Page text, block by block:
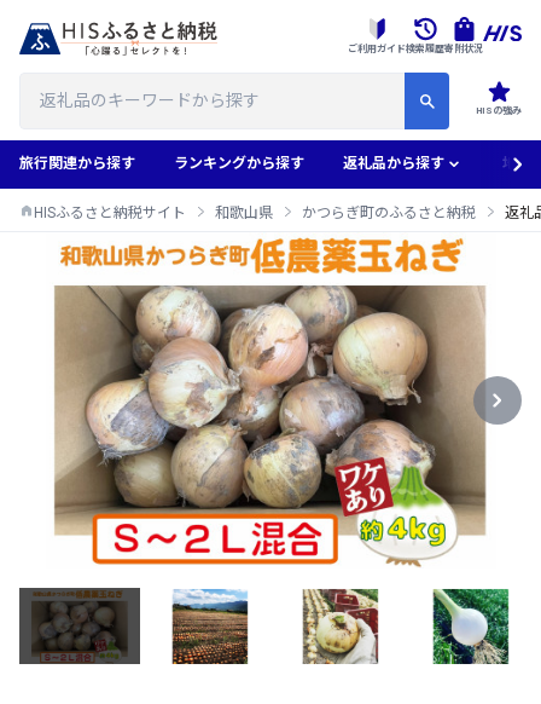
HISの強み
ご利用ガイド検索履歴寄附状況
旅行関連から探す ランキングから探す 返礼品から探す 地域
HISふるさと納税サイト 和歌山県 かつらぎ町のふるさと納税 返礼